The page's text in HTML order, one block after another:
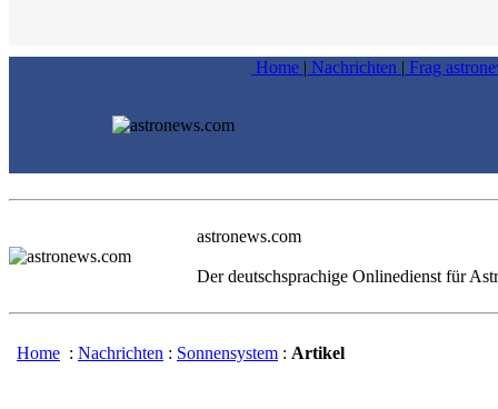
Home | Nachrichten | Frag
astronews.com
Der deutschsprachige Onlinedienst für
Home : Nachrichten : Sonnensystem : Artikel